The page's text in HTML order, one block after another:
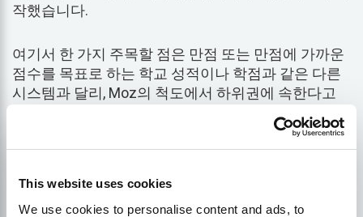
This website uses cookies
We use cookies to personalise content and ads, to
작했습니다.
여기서 한 가지 주목할 점은 만점 또는 만점에 가까운
점수를 목표로 하는 학교 성적이나 학점과 같은 다른
시스템과 달리, Moz의 척도에서 하위권에 속한다고
특성으로 인해 업계와 비교 웹사이트에 따라 급격하
게 변동하는 경향이 있습니다.